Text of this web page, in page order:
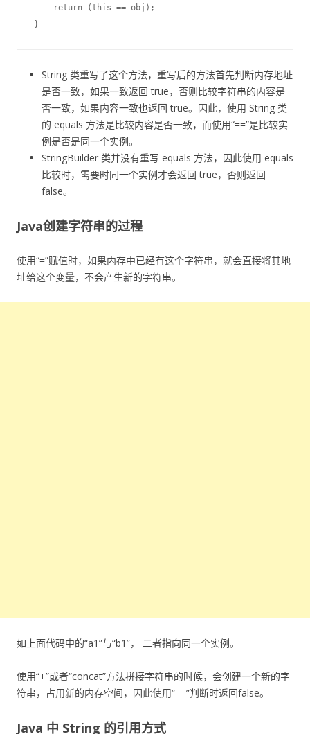
return
(this == obj ) ;
}
String 类重写了这个方法，重写后的方法首先判断内存地址
是否一致，如果一致返回 true，否则比较字符串的内容是
否一致，如果内容一致也返回 true。因此，使用 String 类
的 equals 方法是比较内容是否一致，而使用“==”是比较实
例是否是同一个实例。
StringBuilder 类并没有重写 equals 方法，因此使用 equals
比较时，需要时同一个实例才会返回 true，否则返回
false。
Java创建字符串的过程
使用“=”赋值时，如果内存中已经有这个字符串，就会直接将其地
址给这个变量，不会产生新的字符串。
如上面代码中的“a1”与“b1”， 二者指向同一个实例。
使用“+”或者“concat”方法拼接字符串的时候，会创建一个新的字
符串，占用新的内存空间，因此使用“==”判断时返回false。
Java 中 String 的引用方式